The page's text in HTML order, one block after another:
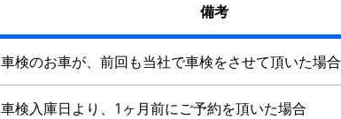
備考
車検のお車が、前回も当社で車検をさせて頂いた場合
車検入庫日より、1ヶ月前にご予約を頂いた場合